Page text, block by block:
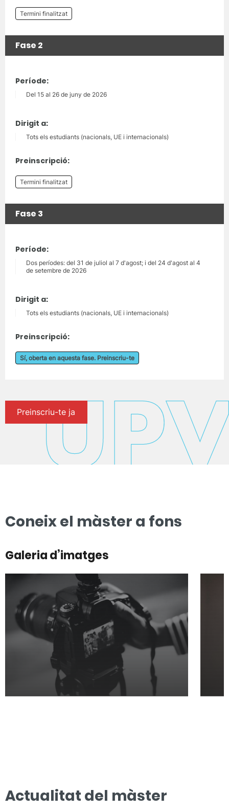
Termini finalitzat
Fase 2
Període:
Del 15 al 26 de juny de 2026
Dirigit a:
Tots els estudiants (nacionals, UE i internacionals)
Preinscripció:
Termini finalitzat
Fase 3
Període:
Dos períodes: del 31 de juliol al 7 d'agost; i del 24 d'agost al 4
de setembre de 2026
Dirigit a:
Tots els estudiants (nacionals, UE i internacionals)
Preinscripció:
Sí, oberta en aquesta fase. Preinscriu-te
Preinscriu-te ja
Coneix el màster a fons
Galeria d’imatges
Actualitat del màster